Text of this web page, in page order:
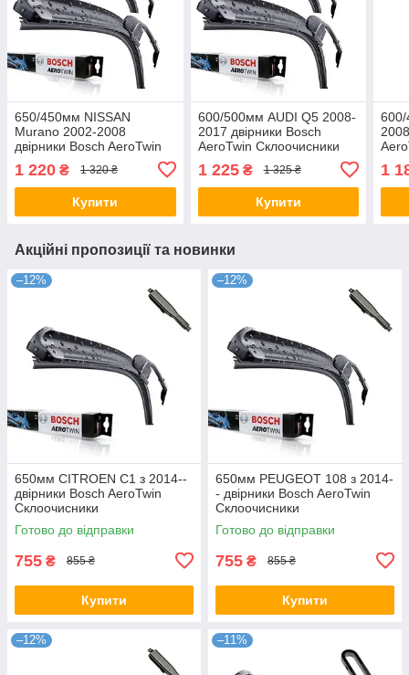
650/450мм NISSAN
Murano 2002-2008
двірники Bosch AeroTwin
1 220 ₴ 1 320 ₴
Купити
600/500мм AUDI Q5 2008-
2017 двірники Bosch
AeroTwin Склоочисники
1 225₴ 1 325 ₴
Купити
1
Акційні пропозиції та новинки
–12%
650мм CITROEN C1 з 2014--
двірники Bosch AeroTwin
Склоочисники
Готово до відправки
755 ₴ 855 ₴
Купити
–12%
650мм PEUGEOT 108 з 2014-
- двірники Bosch AeroTwin
Склоочисники
Готово до відправки
755 ₴ 855 ₴
Купити
–12% –11%